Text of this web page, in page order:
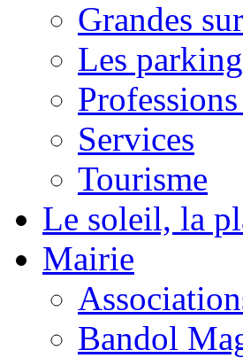
Grandes
Les
Services
Tourisme
Le soleil, la
Mairie
Bandol